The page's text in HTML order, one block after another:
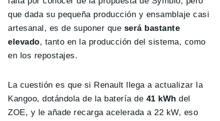
que dada su pequeña producción y ensamblaje casi
artesanal, es de suponer que será bastante
elevado, tanto en la producción del sistema, como
en los repostajes.
La cuestión es que si Renault llega a actualizar la
Kangoo, dotándola de la batería de 41 kWh del
ZOE, y le añade recarga acelerada a 22 kW, eso